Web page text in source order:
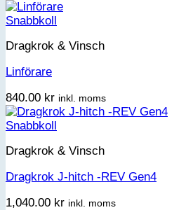
Snabbkoll
Dragkrok & Vinsch
Linförare
840.00 kr inkl. moms
Snabbkoll
Dragkrok & Vinsch
Dragkrok J-hitch -REV Gen4
1,040.00 kr inkl. moms